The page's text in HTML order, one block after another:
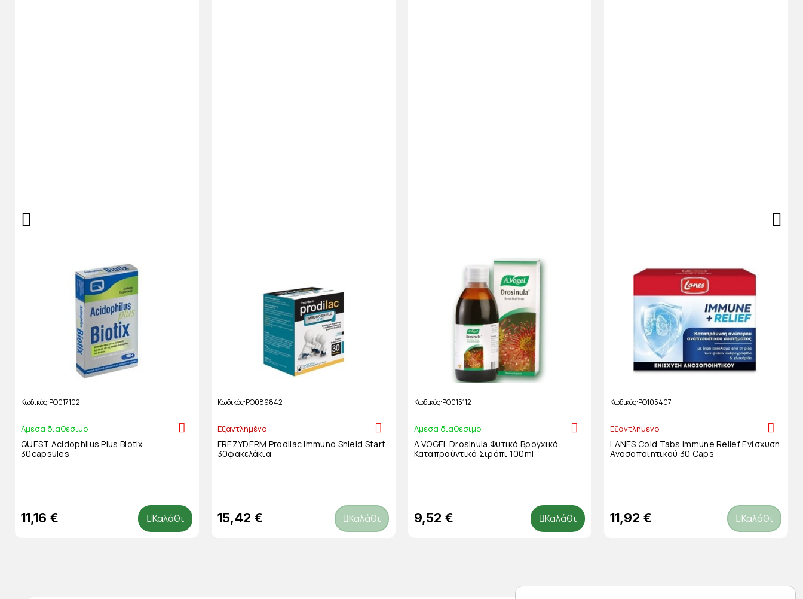
Κωδικός PO017102
Άμεσα διαθέσιμο
QUEST Acidophilus Plus Biotix
30capsules
11,16 € Καλάθι
Κωδικός PO089842
Εξαντλημένο
FREZYDERM Prodilac Immuno Shield Start
30φακελάκια
15,42 € Καλάθι
Κωδικός PO015112
Άμεσα διαθέσιμο
A.VOGEL Drosinula Φυτικό Βρογχικό
Καταπραΰντικό Σιρόπι 100ml
9,52 € Καλάθι
Κωδικός PO105407
Εξαντλημένο
LANES Cold Tabs Immune Relief Ενίσχυση
Ανοσοποιητικού 30 Caps
11,92 € Καλάθι